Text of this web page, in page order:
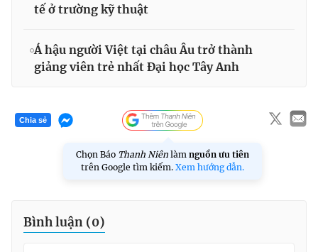
tế ở trường kỹ thuật
Á hậu người Việt tại châu Âu trở thành
giảng viên trẻ nhất Đại học Tây Anh
Chia sẻ
Chọn Báo Thanh Niên làm nguồn ưu tiên
trên Google tìm kiếm. Xem hướng dẫn.
Bình luận (0)